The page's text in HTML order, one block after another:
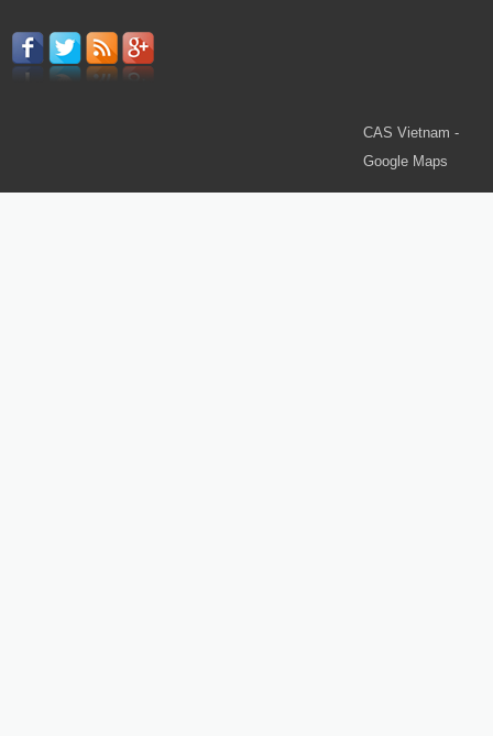
CAS Vietnam -
Google Maps